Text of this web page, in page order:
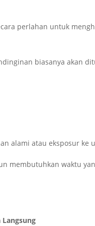
perlahan untuk
biasanya akan
alami atau eksposur ke
membutuhkan waktu